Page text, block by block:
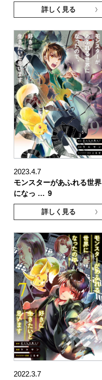
詳しく見る
2023.4.7
モンスターがあふれる世界
になっ … 9
詳しく見る
2022.3.7